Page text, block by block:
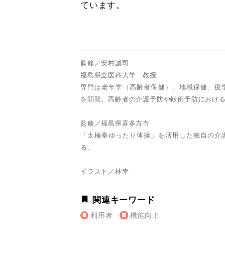
ています。
監修／安村誠司
福島県立医科大学 教授
専門は老年学（高齢者保健）、地域保健、
を開発。高齢者の介護予防や転倒予防におけ
監修／福島県喜多方市
「太極拳ゆったり体操」を活用した独自の
る。
イラスト／林幸
関連キーワード
利用者 機能向上